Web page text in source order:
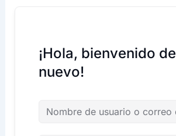
¡Hola, bienvenido de
nuevo!